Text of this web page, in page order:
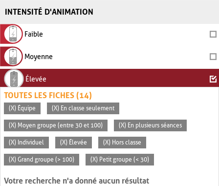
INTENSITÉ D'ANIMATION
Faible
Moyenne
Élevée
TOUTES LES FICHES (14)
(X) Équipe (X) En classe seulement
(X) Moyen groupe (entre 30 et 100) (X) En plusieurs séances
(X) Individuel (X) Élevée (X) Hors classe
(X) Grand groupe (> 100) (X) Petit groupe (< 30)
Votre recherche n'a donné aucun résultat